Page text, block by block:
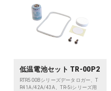
低温電池セット TR-00P2
RTR500Bシリーズデータロガー、T
R41A/42A/43A、TR-5iシリーズ用